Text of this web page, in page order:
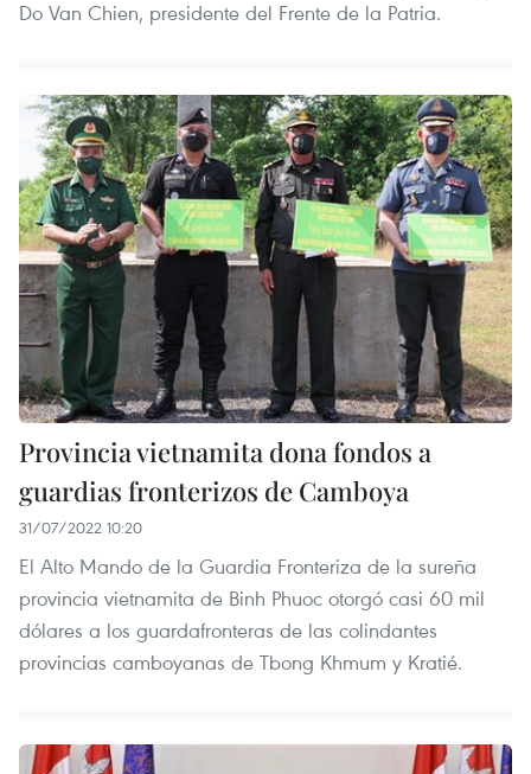
Do Van Chien, presidente del Frente de la Patria.
Provincia vietnamita dona fondos a
guardias fronterizos de Camboya
31/07/2022 10:20
El Alto Mando de la Guardia Fronteriza de la sureña
provincia vietnamita de Binh Phuoc otorgó casi 60 mil
dólares a los guardafronteras de las colindantes
provincias camboyanas de Tbong Khmum y Kratié.